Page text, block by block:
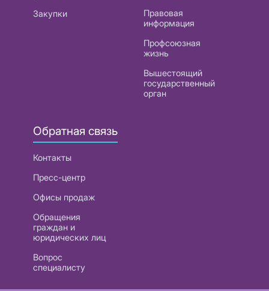
Закупки
Правовая
информация
Профсоюзная
жизнь
Вышестоящий
государственный
орган
Обратная связь
Контакты
Пресс-центр
Офисы продаж
Обращения
граждан и
юридических лиц
Вопрос
специалисту